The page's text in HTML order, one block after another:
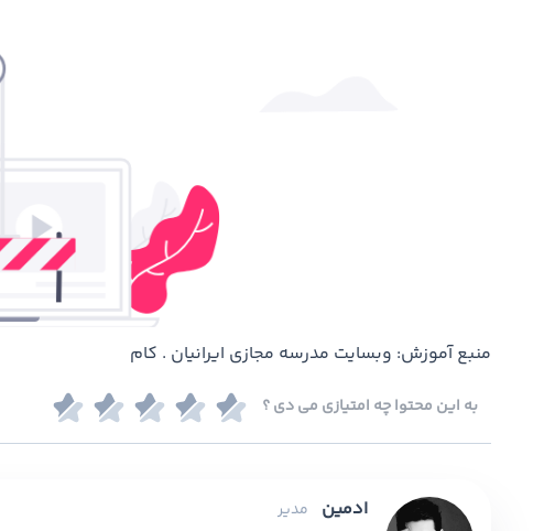
منبع آموزش: وبسایت مدرسه مجازی ایرانیان . کام
به این محتوا چه امتیازی می دی ؟
ادمین مدیر